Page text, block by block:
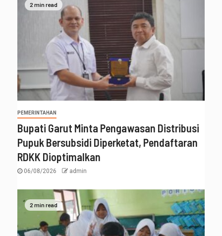
2 min read
PEMERINTAHAN
Bupati Garut Minta Pengawasan Distribusi
Pupuk Bersubsidi Diperketat, Pendaftaran
RDKK Dioptimalkan
06/08/2026 admin
2 min read